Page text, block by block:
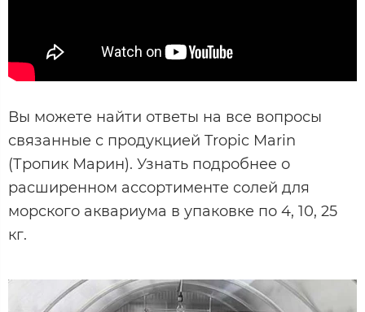
Вы можете найти ответы на все вопросы
связанные с продукцией Tropic Marin
(Тропик Марин). Узнать подробнее о
расширенном ассортименте солей для
морского аквариума в упаковке по 4, 10, 25
кг.